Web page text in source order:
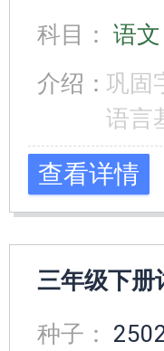
科目： 语文
介绍：巩固
语言
查看详情
三年级下册
种子：